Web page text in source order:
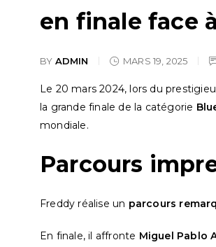
en finale face
BY ADMIN MARS 19, 2025
Le 20 mars 2024, lors du
la grande finale de la catégorie
mondiale.
Parcours
Freddy réalise un parcours
En finale, il affronte Miguel Pablo